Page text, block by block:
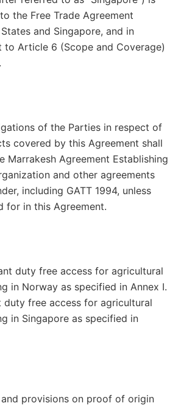
the Free Trade Agreement
and Singapore, and in
to Article 6 (Scope and Coverage)
of the Parties in respect of
covered by this Agreement shall
Marrakesh Agreement Establishing
and other agreements
including GATT 1994, unless
for in this Agreement.
duty free access for agricultural
in Norway as specified in Annex I.
duty free access for agricultural
in Singapore as specified in
provisions on proof of origin